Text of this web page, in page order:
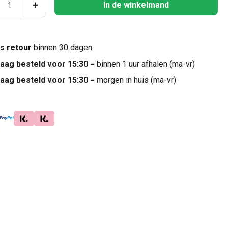
+ In de winkelmand
retour binnen 30 dagen
besteld voor 15:30= binnen 1 uur afhalen (ma-vr)
besteld voor 15:30= morgen in huis (ma-vr)